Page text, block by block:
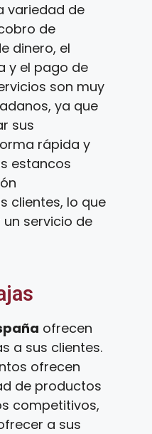
variedad de
de
dinero, el
y el pago de
son muy
ya que
sus
rápida y
estancos
clientes, lo que
servicio de
ofrecen
a sus clientes.
ofrecen
de productos
competitivos,
a sus